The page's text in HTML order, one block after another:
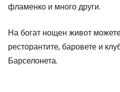
фламенко и много други.
На богат нощен живот
ресторантите, баровете и
Барселонета.